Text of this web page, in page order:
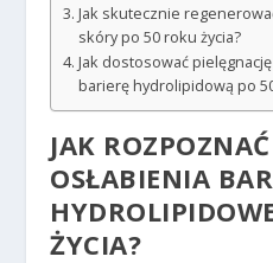
Jak skutecznie
skóry po 50 roku życia?
Jak dostosować
barierę hydrolipidową po
JAK
OSŁABIENIA
ŻYCIA?